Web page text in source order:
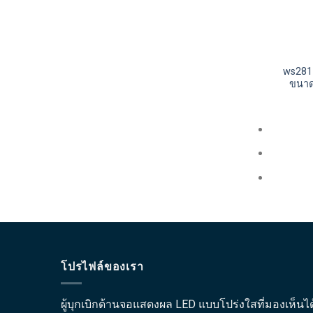
ขนา
โปรไฟล์ของเรา
ผู้บุกเบิกด้านจอแสดงผล LED แบบโปร่งใสที่มองเห็นไ